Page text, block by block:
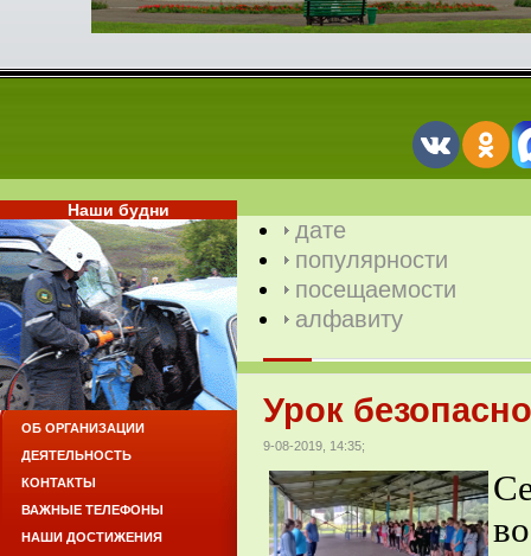
дате
популярности
посещаемости
алфавиту
Урок
9-08-2019, 14:35;
Наши будни
ОБ ОРГАНИЗАЦИИ
ДЕЯТЕЛЬНОСТЬ
КОНТАКТЫ
ВАЖНЫЕ ТЕЛЕФОНЫ
НАШИ ДОСТИЖЕНИЯ